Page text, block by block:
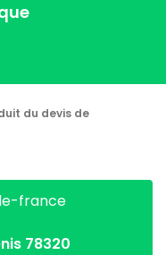
du devis de
france
78320